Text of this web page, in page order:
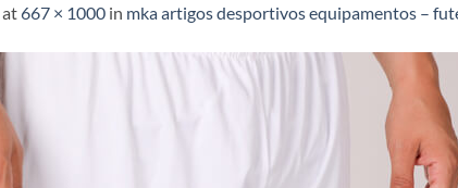
at667 × 1000 in mka artigos desportivos equipamentos –